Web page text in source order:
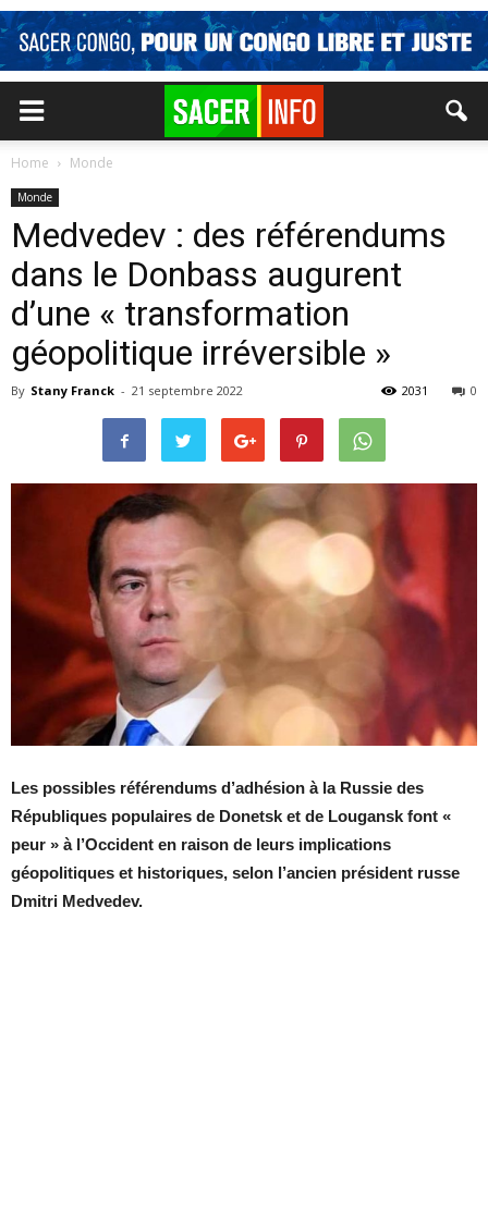
Home Monde
Monde
Medvedev : des référendums
dans le Donbass augurent
d’une « transformation
géopolitique irréversible »
By Stany Franck - 21 septembre 2022 0
2031
Les possibles référendums d’adhésion à la Russie des
Républiques populaires de Donetsk et de Lougansk font «
peur » à l’Occident en raison de leurs implications
géopolitiques et historiques, selon l’ancien président russe
Dmitri Medvedev.